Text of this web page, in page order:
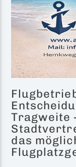
Tragweite
das